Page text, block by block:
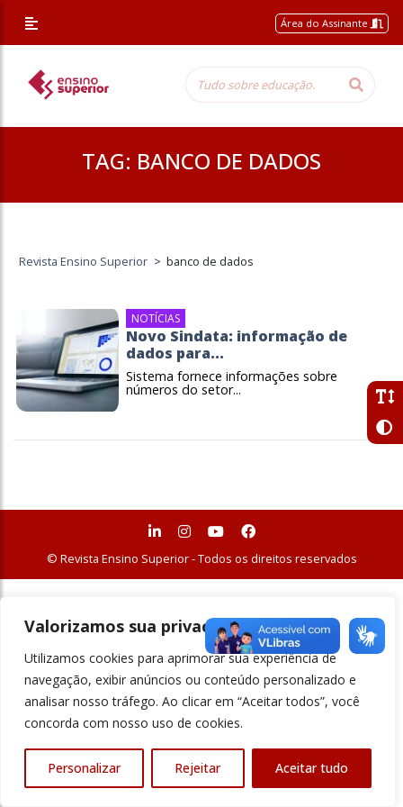
Valorizamos sua privacidade
Utilizamos cookies para aprimorar sua experiência de
navegação, exibir anúncios ou conteúdo personalizado e
analisar nosso tráfego. Ao clicar em “Aceitar todos”, você
concorda com nosso uso de cookies.
Personalizar Rejeitar Aceitar tudo
Área do Assinante
TAG: BANCO DE DADOS
Revista Ensino Superior > banco de dados
NOTÍCIAS
Novo Sindata: informação de
dados para...
Sistema fornece informações sobre
números do setor...
© Revista Ensino Superior - Todos os direitos reservados